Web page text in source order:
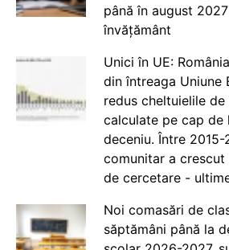
până în august
învățământ
Unici în UE:
din întreaga Uniune
redus cheltuielile
calculate pe cap de
deceniu. Între
comunitar a
de cercetare -
Noi comasări de
săptămâni până la